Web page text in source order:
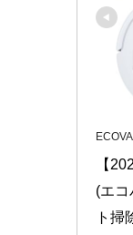
【
(エコ
ト掃